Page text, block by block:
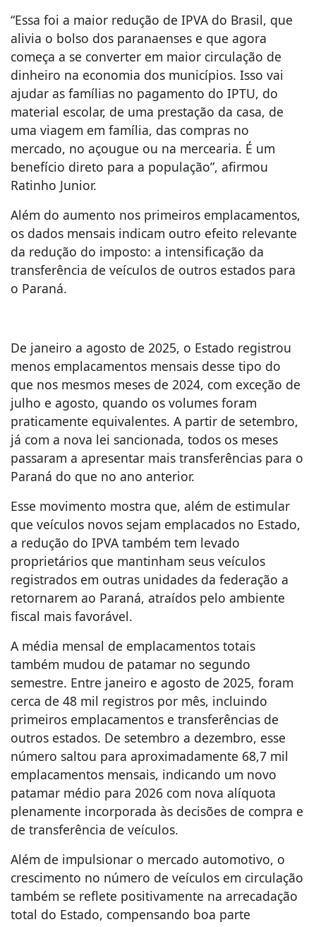
“Essa foi a maior redução de IPVA do Brasil, que
alivia o bolso dos paranaenses e que agora
começa a se converter em maior circulação de
dinheiro na economia dos municípios. Isso vai
ajudar as famílias no pagamento do IPTU, do
material escolar, de uma prestação da casa, de
uma viagem em família, das compras no
mercado, no açougue ou na mercearia. É um
benefício direto para a população”, afirmou
Ratinho Junior.
Além do aumento nos primeiros emplacamentos,
os dados mensais indicam outro efeito relevante
da redução do imposto: a intensificação da
transferência de veículos de outros estados para
o Paraná.
De janeiro a agosto de 2025, o Estado registrou
menos emplacamentos mensais desse tipo do
que nos mesmos meses de 2024, com exceção de
julho e agosto, quando os volumes foram
praticamente equivalentes. A partir de setembro,
já com a nova lei sancionada, todos os meses
passaram a apresentar mais transferências para o
Paraná do que no ano anterior.
Esse movimento mostra que, além de estimular
que veículos novos sejam emplacados no Estado,
a redução do IPVA também tem levado
proprietários que mantinham seus veículos
registrados em outras unidades da federação a
retornarem ao Paraná, atraídos pelo ambiente
fiscal mais favorável.
A média mensal de emplacamentos totais
também mudou de patamar no segundo
semestre. Entre janeiro e agosto de 2025, foram
cerca de 48 mil registros por mês, incluindo
primeiros emplacamentos e transferências de
outros estados. De setembro a dezembro, esse
número saltou para aproximadamente 68,7 mil
emplacamentos mensais, indicando um novo
patamar médio para 2026 com nova alíquota
plenamente incorporada às decisões de compra e
de transferência de veículos.
Além de impulsionar o mercado automotivo, o
crescimento no número de veículos em circulação
também se reflete positivamente na arrecadação
total do Estado, compensando boa parte